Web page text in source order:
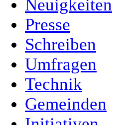
Neuigkeiten
Presse
Schreiben
Umfragen
Technik
Gemeinden